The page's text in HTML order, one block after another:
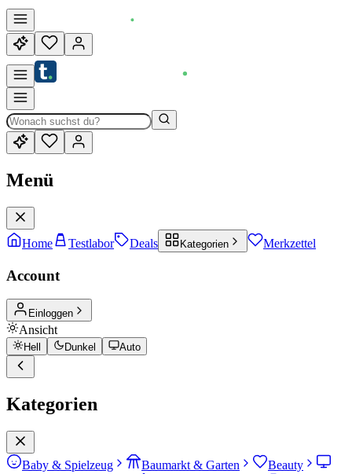
Menü
Home Testlabor Deals Kategorien Merkzettel
Account
Einloggen
Ansicht
Hell Dunkel Auto
Kategorien
Baby & Spielzeug Baumarkt & Garten
Beauty